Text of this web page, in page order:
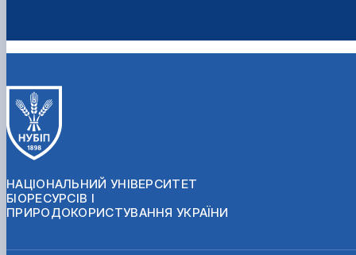
НАЦІОНАЛЬНИЙ УНІВЕРСИТЕТ
БІОРЕСУРСІВ І
ПРИРОДОКОРИСТУВАННЯ УКРАЇНИ